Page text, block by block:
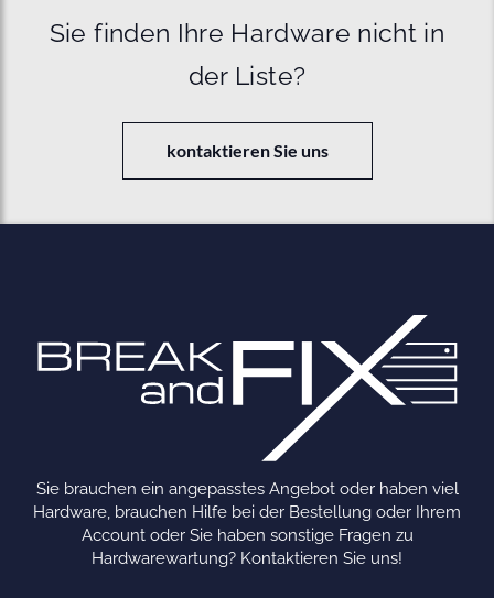
Sie finden Ihre Hardware nicht in
der Liste?
kontaktieren Sie uns
Sie brauchen ein angepasstes Angebot oder haben viel
Hardware, brauchen Hilfe bei der Bestellung oder Ihrem
Account oder Sie haben sonstige Fragen zu
Hardwarewartung? Kontaktieren Sie uns!